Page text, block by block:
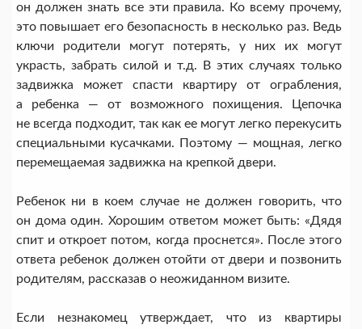
он должен знать все эти правила. Ко всему прочему,
это повышает его безопасность в несколько раз. Ведь
ключи родители могут потерять, у них их могут
украсть, забрать силой и т.д. В этих случаях только
задвижка может спасти квартиру от ограбления,
а ребенка — от возможного похищения. Цепочка
не всегда подходит, так как ее могут легко перекусить
специальными кусачками. Поэтому — мощная, легко
перемещаемая задвижка на крепкой двери.
Ребенок ни в коем случае не должен говорить, что
он дома один. Хорошим ответом может быть: «Дядя
спит и откроет потом, когда проснется». После этого
ответа ребенок должен отойти от двери и позвонить
родителям, рассказав о неожиданном визите.
Если незнакомец утверждает, что из квартиры